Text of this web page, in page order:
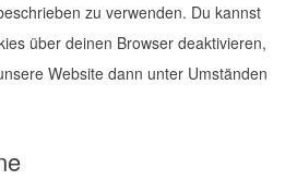
zu verwenden. Du kannst
über deinen Browser deaktivieren,
Website dann unter Umständen